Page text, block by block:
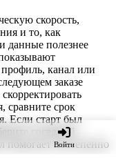
Войти
скорость,
и то, как
данные полезнее
канал или
заказе
сравните срок
Если старт был
соседний
помогает постепенно
и не